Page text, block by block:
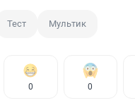
Тест Мультик
0 0